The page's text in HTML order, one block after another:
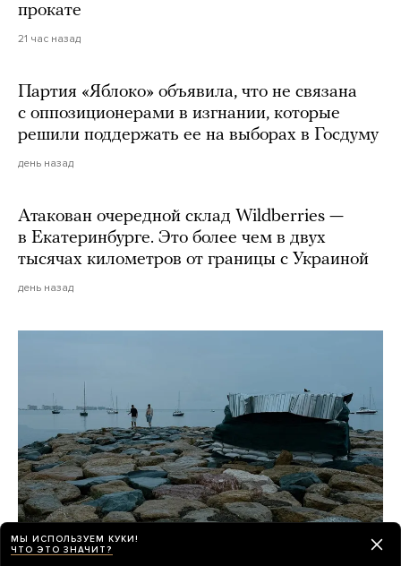
прокате
21 час назад
Партия «Яблоко» объявила, что не связана
с оппозиционерами в изгнании, которые
решили поддержать ее на выборах в Госдуму
день назад
Атакован очередной склад Wildberries —
в Екатеринбурге. Это более чем в двух
тысячах километров от границы с Украиной
день назад
МЫ ИСПОЛЬЗУЕМ КУКИ!
ЧТО ЭТО ЗНАЧИТ?